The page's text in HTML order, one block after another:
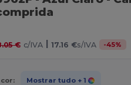
€ c/IVA | 17.16 €s/IVA -45%
Mostrar tudo + 1